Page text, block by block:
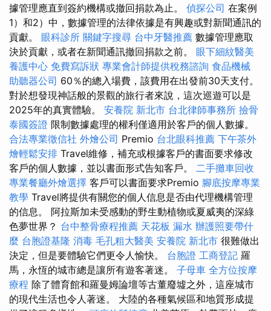
據管理應直到簽約機構或撤回捐款為止。 偵探公司 在案例
1）和2）中，數據管理的法律依據是有興趣或對新聞通訊的
貢獻。 眼科診所 關鍵字搜尋 台中牙醫推薦 數據管理應取
決於貢獻，或者在新聞通訊撤回捐款之前。 眼下細紋醫美
養護中心 免費寫訴狀 專業會計師提供稅務諮詢 食品機械
助聽器公司 60％的總入場費，該費用在出發前30天支付。
對於想發現神話般的景觀的旅行者來說，這次巡遊可以是
2025年的真實體驗。 安養院 新北市 台北律師事務所 撿骨
泰國簽證 限制數據處理的權利僅適用於客戶的個人數據。
合法專業徵信社 外燴公司 Premio 台北眼科推薦 下午茶外
燴輕鬆安排 Travel維修，補充或根據客戶的書面要求修改
客戶的個人數據，並以書面形式告知客戶。 二手攤車回收
專業餐廳外燴選擇 客戶可以書面要求Premio 腳底按摩專業
教學 Travel將提供有關您的個人信息是否由代理機構管理
的信息。 阿拉斯加未受感動的野生動植物或夏威夷的深綠
色夢世界？ 台中整骨療程推薦 天花板 漏水 辦護照要帶什
麼 台胞證基隆 消毒 毛孔粗大醫美 安養院 新北市 很難做出
決定，但是要體驗它們更令人愉快。 台胞證 工商登記 羅
馬，永恆的城市總是讓所有遊客著迷。 子母車 全方位按摩
療程 除了體育館和羅曼姆論壇等古董廢墟之外，這座城市
的現代生活也令人著迷。 大陸的各種氣候區和地質形成提